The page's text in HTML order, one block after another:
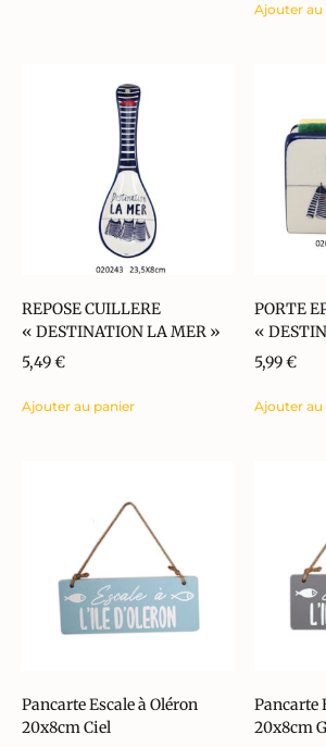
Ajouter au
REPOSE CUILLERE
« DESTINATION LA MER »
5,49€
Ajouter au panier
PORTE
«
5,99€
Ajouter au
Pancarte Escale à Oléron
20x8cm Ciel
Pancarte
20x8cm